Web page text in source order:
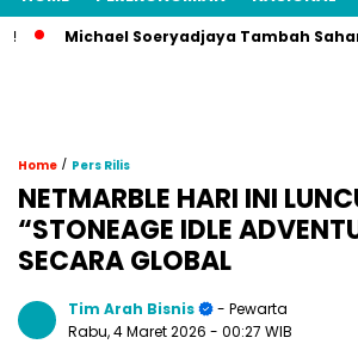
Michael Soeryadjaya Tambah Saham
Home / Pers Rilis
NETMARBLE HARI INI
“STONEAGE IDLE
SECARA GLOBAL
Tim Arah Bisnis
- Pewarta
Rabu, 4 Maret 2026 - 00:27 WIB